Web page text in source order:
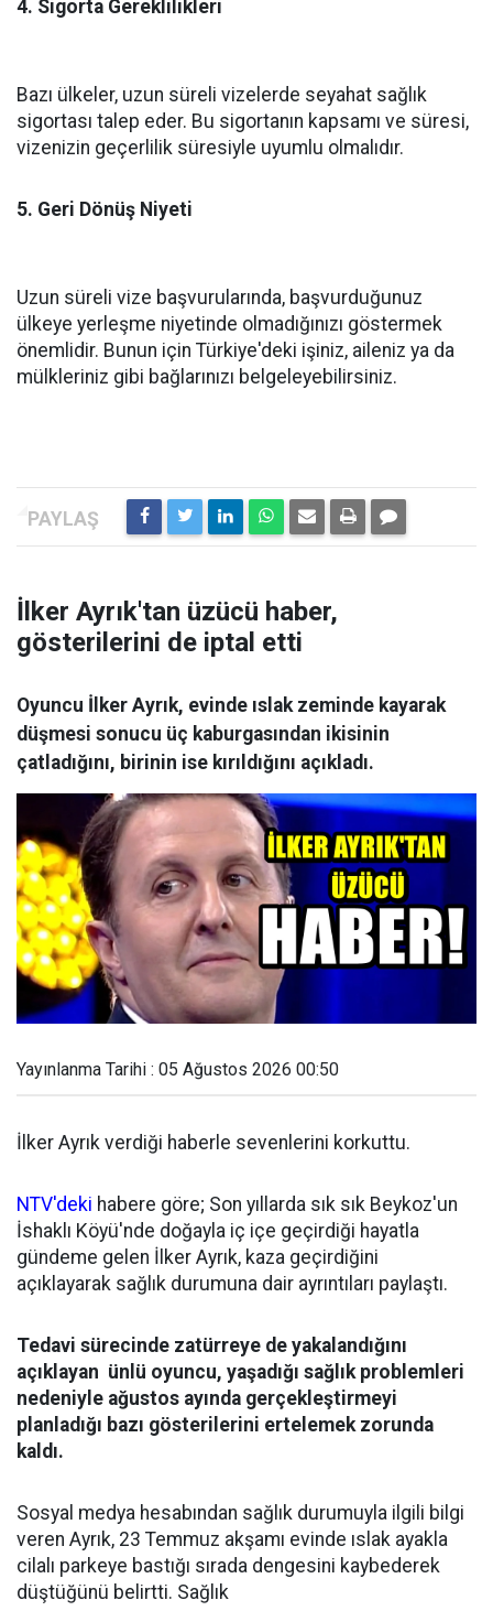
4. Sigorta Gereklilikleri
Bazı ülkeler, uzun süreli vizelerde seyahat sağlık
sigortası talep eder. Bu sigortanın kapsamı ve süresi,
vizenizin geçerlilik süresiyle uyumlu olmalıdır.
5. Geri Dönüş Niyeti
Uzun süreli vize başvurularında, başvurduğunuz
ülkeye yerleşme niyetinde olmadığınızı göstermek
önemlidir. Bunun için Türkiye'deki işiniz, aileniz ya da
mülkleriniz gibi bağlarınızı belgeleyebilirsiniz.
İlker Ayrık'tan üzücü haber,
gösterilerini de iptal etti
Oyuncu İlker Ayrık, evinde ıslak zeminde kayarak
düşmesi sonucu üç kaburgasından ikisinin
çatladığını, birinin ise kırıldığını açıkladı.
Yayınlanma Tarihi : 05 Ağustos 2026 00:50
İlker Ayrık verdiği haberle sevenlerini korkuttu.
NTV'deki habere göre; Son yıllarda sık sık Beykoz'un
İshaklı Köyü'nde doğayla iç içe geçirdiği hayatla
gündeme gelen İlker Ayrık, kaza geçirdiğini
açıklayarak sağlık durumuna dair ayrıntıları paylaştı.
Tedavi sürecinde zatürreye de yakalandığını
açıklayan ünlü oyuncu, yaşadığı sağlık problemleri
nedeniyle ağustos ayında gerçekleştirmeyi
planladığı bazı gösterilerini ertelemek zorunda
kaldı.
Sosyal medya hesabından sağlık durumuyla ilgili bilgi
veren Ayrık, 23 Temmuz akşamı evinde ıslak ayakla
cilalı parkeye bastığı sırada dengesini kaybederek
düştüğünü belirtti. Sağlık